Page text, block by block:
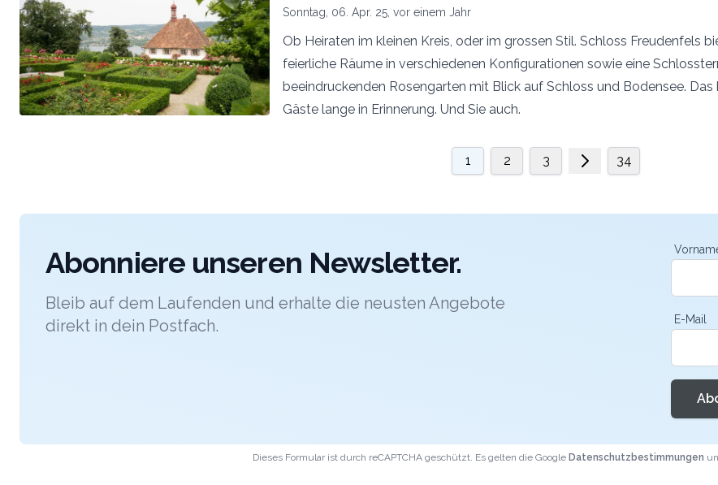
Sonntag, 06. Apr. 25, vor einem Jahr
Ob Heiraten im kleinen Kreis, oder im grossen Stil. Schloss Freudenfels
feierliche Räume in verschiedenen Konfigurationen sowie eine
beeindruckenden Rosengarten mit Blick auf Schloss und Bodensee. Das
Gäste lange in Erinnerung. Und Sie auch.
1 2 3 34
Abonniere unseren Newsletter.
Bleib auf dem Laufenden und erhalte die neusten Angebote
direkt in dein Postfach.
E-Mail
Dieses Formular ist durch reCAPTCHA geschützt. Es gelten die Google Datenschutzbestimmungen